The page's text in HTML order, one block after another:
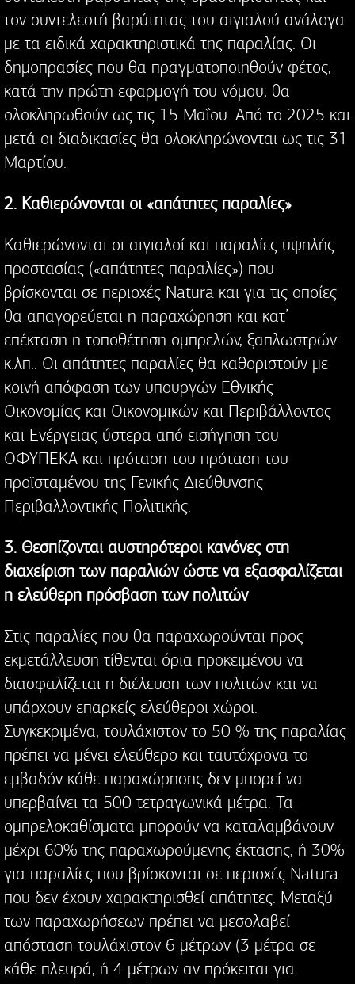
τον συντελεστή βαρύτητας του αιγιαλού ανάλογα
με τα ειδικά χαρακτηριστικά της παραλίας. Οι
δημοπρασίες που θα πραγματοποιηθούν φέτος,
κατά την πρώτη εφαρμογή του νόμου, θα
ολοκληρωθούν ως τις 15 Μαΐου. Από το 2025 και
μετά οι διαδικασίες θα ολοκληρώνονται ως τις 31
Μαρτίου.
2. Καθιερώνονται οι «απάτητες παραλίες»
Καθιερώνονται οι αιγιαλοί και παραλίες υψηλής
προστασίας («απάτητες παραλίες») που
βρίσκονται σε περιοχές Natura και για τις οποίες
θα απαγορεύεται η παραχώρηση και κατ’
επέκταση η τοποθέτηση ομπρελών, ξαπλωστρών
κ.λπ.. Οι απάτητες παραλίες θα καθοριστούν με
κοινή απόφαση των υπουργών Εθνικής
Οικονομίας και Οικονομικών και Περιβάλλοντος
και Ενέργειας ύστερα από εισήγηση του
ΟΦΥΠΕΚΑ και πρόταση του πρόταση του
προϊσταμένου της Γενικής Διεύθυνσης
Περιβαλλοντικής Πολιτικής.
3. Θεσπίζονται αυστηρότεροι κανόνες στη
διαχείριση των παραλιών ώστε να εξασφαλίζεται
η ελεύθερη πρόσβαση των πολιτών
Στις παραλίες που θα παραχωρούνται προς
εκμετάλλευση τίθενται όρια προκειμένου να
διασφαλίζεται η διέλευση των πολιτών και να
υπάρχουν επαρκείς ελεύθεροι χώροι.
Συγκεκριμένα, τουλάχιστον το 50 % της παραλίας
πρέπει να μένει ελεύθερο και ταυτόχρονα το
εμβαδόν κάθε παραχώρησης δεν μπορεί να
υπερβαίνει τα 500 τετραγωνικά μέτρα. Τα
ομπρελοκαθίσματα μπορούν να καταλαμβάνουν
μέχρι 60% της παραχωρούμενης έκτασης, ή 30%
για παραλίες που βρίσκονται σε περιοχές Natura
που δεν έχουν χαρακτηρισθεί απάτητες. Μεταξύ
των παραχωρήσεων πρέπει να μεσολαβεί
απόσταση τουλάχιστον 6 μέτρων (3 μέτρα σε
κάθε πλευρά, ή 4 μέτρων αν πρόκειται για